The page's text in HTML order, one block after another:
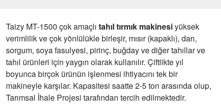
Taizy MT-1500 çok amaçlı tahıl tırmık makinesiyüksek
verimlilik ve çok yönlülükle birleşir, mısır (kapaklı), darı,
sorgum, soya fasulyesi, pirinç, buğday ve diğer tahıllar ve
tahıl ürünleri için yaygın olarak kullanılır. Çiftlikte yıl
boyunca birçok ürünün işlenmesi ihtiyacını tek bir
makineyle karşılar. Kapasitesi saatte 2-5 ton arasında olup,
Tarımsal İhale Projesi tarafından tercih edilmektedir.